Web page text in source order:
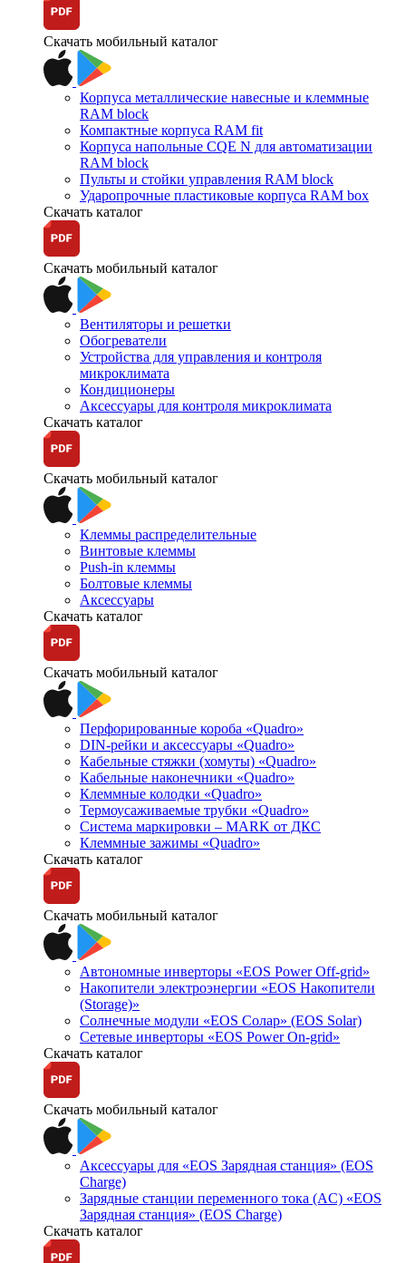
Скачать мобильный каталог
Корпуса металлические навесные и клеммные
RAM block
Компактные корпуса RAM fit
Корпуса напольные CQE N для автоматизации
RAM block
Пульты и стойки управления RAM block
Ударопрочные пластиковые корпуса RAM box
Скачать каталог
Скачать мобильный каталог
Вентиляторы и решетки
Обогреватели
Устройства для управления и контроля
микроклимата
Кондиционеры
Аксессуары для контроля микроклимата
Скачать каталог
Скачать мобильный каталог
Клеммы распределительные
Винтовые клеммы
Push-in клеммы
Болтовые клеммы
Аксессуары
Скачать каталог
Скачать мобильный каталог
Перфорированные короба «Quadro»
DIN-рейки и аксессуары «Quadro»
Кабельные стяжки (хомуты) «Quadro»
Кабельные наконечники «Quadro»
Клеммные колодки «Quadro»
Термоусаживаемые трубки «Quadro»
Система маркировки – MARK от ДКС
Клеммные зажимы «Quadro»
Скачать каталог
Скачать мобильный каталог
Автономные инверторы «EOS Power Off-grid»
Накопители электроэнергии «EOS Накопители
(Storage)»
Солнечные модули «EOS Солар» (EOS Solar)
Сетевые инверторы «EOS Power On-grid»
Скачать каталог
Скачать мобильный каталог
Аксессуары для «EOS Зарядная станция» (EOS
Charge)
Зарядные станции переменного тока (AC) «EOS
Зарядная станция» (EOS Charge)
Скачать каталог